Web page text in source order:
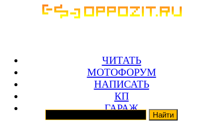
ЧИТАТЬ
МОТОФОРУМ
НАПИСАТЬ
КП
ГАРАЖ